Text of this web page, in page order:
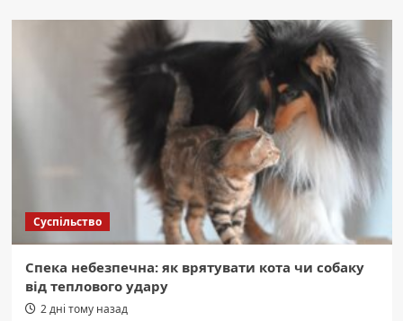
Суспільство
Спека небезпечна: як врятувати кота чи собаку
від теплового удару
2 дні тому назад